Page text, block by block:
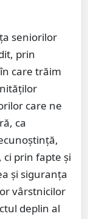
seniorilor
prin
care trăim
care ne
ca
prin fapte și
și siguranța
vârstnicilor
deplin al